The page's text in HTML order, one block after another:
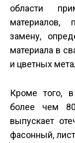
области
материалов,
замену,
материала в
и цветных
Кроме того,
более чем
выпускает
фасонный,